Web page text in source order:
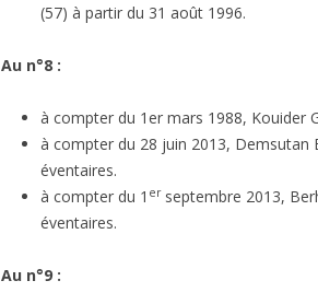
(57) à partir du 31 août 1996.
Au n°8 :
à compter du 1er mars 1988, Kouider
à compter du 28 juin 2013, Demsutan
éventaires.
à compter du 1 erseptembre 2013,
éventaires.
Au n°9 :